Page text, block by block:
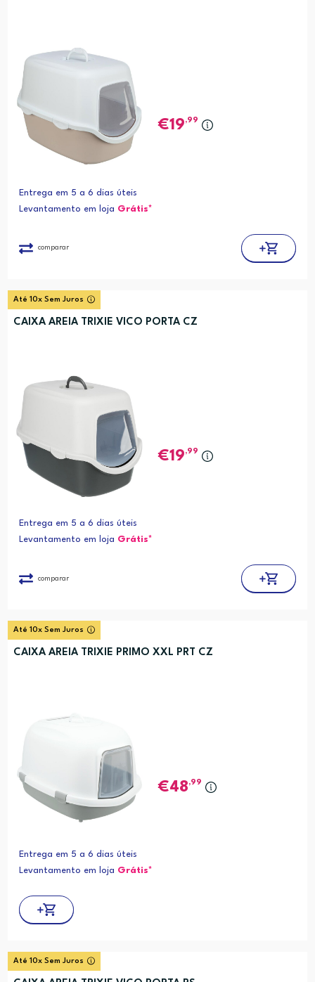
19,99
Entrega em 5 a 6 dias úteis
Levantamento em loja Grátis*
comparar
Até 10x Sem Juros
CAIXA AREIA TRIXIE VICO PORTA CZ
19,99
Entrega em 5 a 6 dias úteis
Levantamento em loja Grátis*
comparar
Até 10x Sem Juros
CAIXA AREIA TRIXIE PRIMO XXL PRT CZ
48,99
Entrega em 5 a 6 dias úteis
Levantamento em loja Grátis*
Até 10x Sem Juros